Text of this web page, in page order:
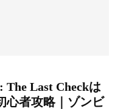
The Last Checkは
心者攻略｜ゾンビ